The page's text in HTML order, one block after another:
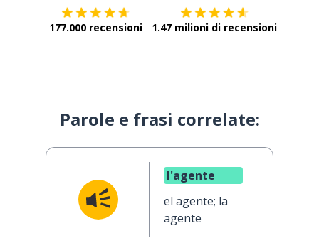
177.000 recensioni 1.47 milioni di recensioni
Parole e frasi correlate:
l'agente
el agente; la
agente